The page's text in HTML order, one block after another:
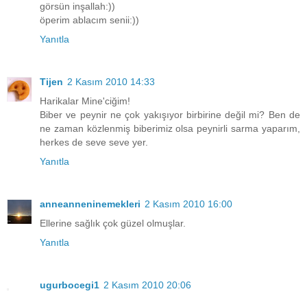
görsün inşallah:))
öperim ablacım senii:))
Yanıtla
Tijen 2 Kasım 2010 14:33
Harikalar Mine'ciğim!
Biber ve peynir ne çok yakışıyor birbirine değil mi? Ben de
ne zaman közlenmiş biberimiz olsa peynirli sarma yaparım,
herkes de seve seve yer.
Yanıtla
anneanneninemekleri 2 Kasım 2010 16:00
Ellerine sağlık çok güzel olmuşlar.
Yanıtla
ugurbocegi1 2 Kasım 2010 20:06